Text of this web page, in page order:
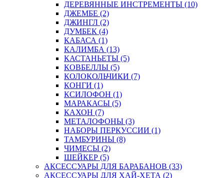
ДЕРЕВЯННЫЕ ИНСТРЕМЕНТЫ (10)
ДЖЕМБЕ (2)
ДЖИНГЛ (2)
ДУМБЕК (4)
КАБАСА (1)
КАЛИМБА (13)
КАСТАНЬЕТЫ (5)
КОВБЕЛЛЫ (5)
КОЛОКОЛЬЧИКИ (7)
КОНГИ (1)
КСИЛОФОН (1)
МАРАКАСЫ (5)
КАХОН (7)
МЕТАЛОФОНЫ (3)
НАБОРЫ ПЕРКУССИИ (1)
ТАМБУРИНЫ (8)
ЧИМЕСЫ (2)
ШЕЙКЕР (5)
АКСЕССУАРЫ ДЛЯ БАРАБАНОВ (33)
АКСЕССУАРЫ ДЛЯ ХАЙ-ХЕТА (2)